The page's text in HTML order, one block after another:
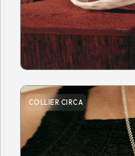
COLLIER CIRCA